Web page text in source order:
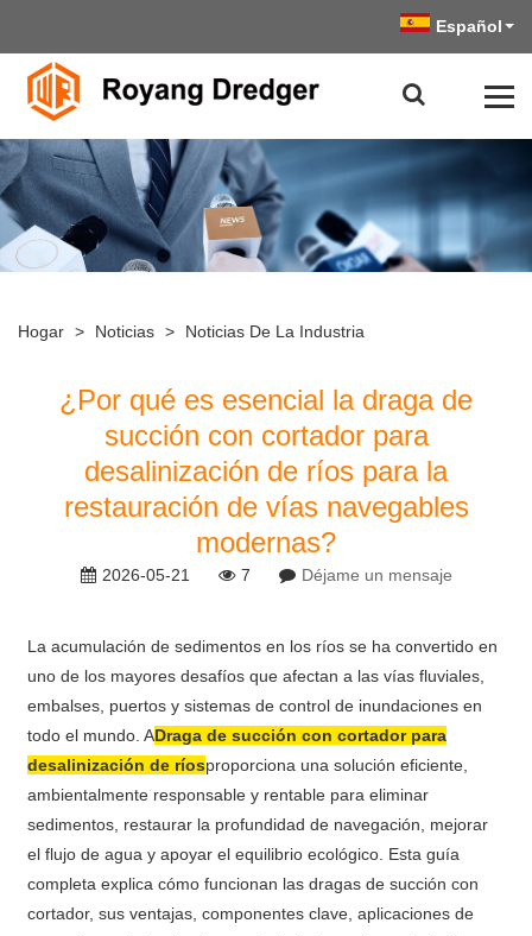
Español
Hogar > Noticias > Noticias De La Industria
¿Por qué es esencial la draga de
succión con cortador para
desalinización de ríos para la
restauración de vías navegables
modernas?
2026-05-21 7 Déjame un mensaje
La acumulación de sedimentos en los ríos se ha convertido en
uno de los mayores desafíos que afectan a las vías fluviales,
embalses, puertos y sistemas de control de inundaciones en
todo el mundo. ADraga de succión con cortador para
desalinización de ríosproporciona una solución eficiente,
ambientalmente responsable y rentable para eliminar
sedimentos, restaurar la profundidad de navegación, mejorar
el flujo de agua y apoyar el equilibrio ecológico. Esta guía
completa explica cómo funcionan las dragas de succión con
cortador, sus ventajas, componentes clave, aplicaciones de